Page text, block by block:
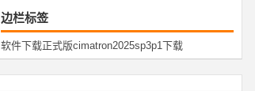
边栏标签
软件下载正式版cimatron2025sp3p1下载